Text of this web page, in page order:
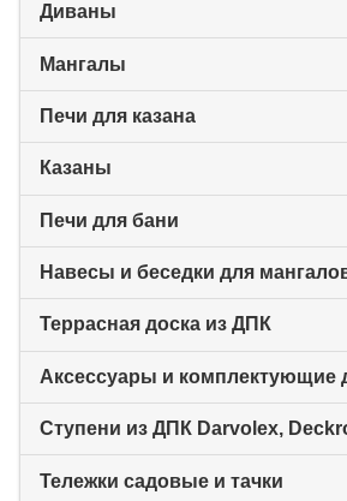
Диваны
Мангалы
Печи для казана
Казаны
Печи для бани
Навесы и беседки для
Террасная доска из ДПК
Ступени из ДПК Darvolex,
Тележки садовые и тачки